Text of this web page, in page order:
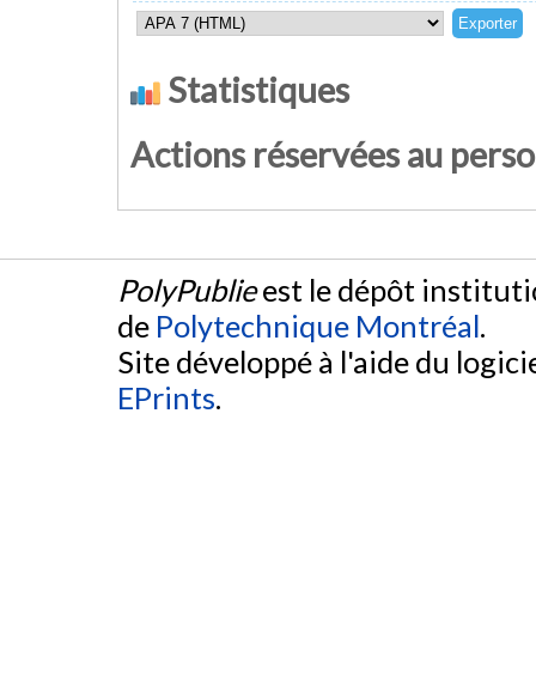
Statistiques
Actions réservées au
PolyPublieest le dépôt
de Polytechnique Montréal.
Site développé à l'aide du
EPrints.